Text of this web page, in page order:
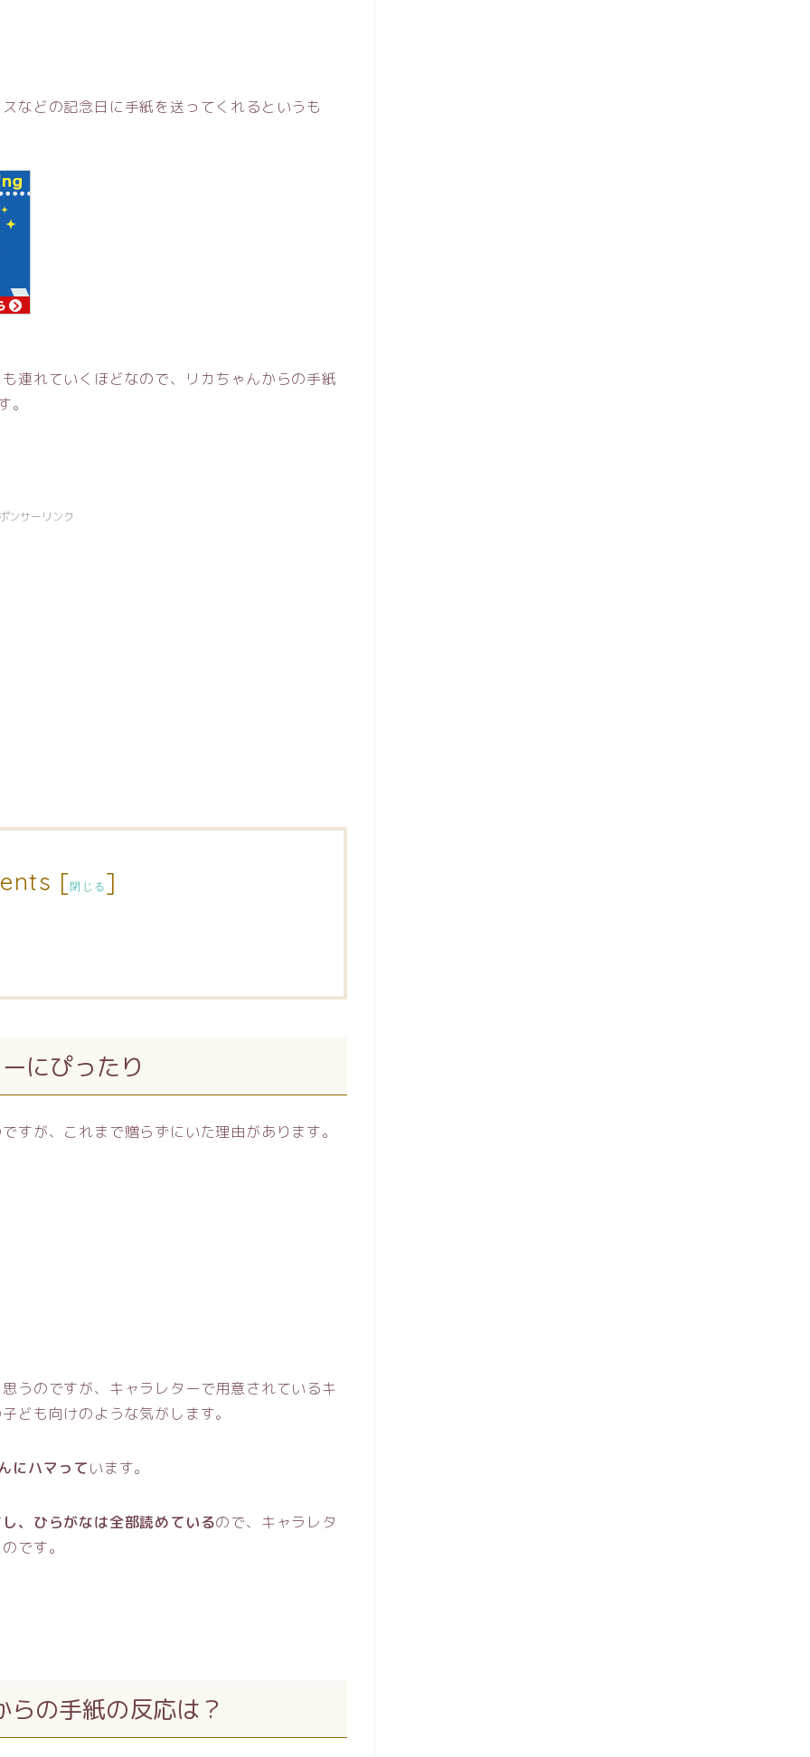
などの記念日に手紙を送ってくれるというも
連れていくほどなので、リカちゃんからの手紙
ンサーリンク
[閉じる ]
にぴったり
すが、これまで贈らずにいた理由があります。
うのですが、キャラレターで用意されているキ
ども向けのような気がします。
にハマっています。
、ひらがなは全部読めているので、キャラレタ
です。
の手紙の反応は？